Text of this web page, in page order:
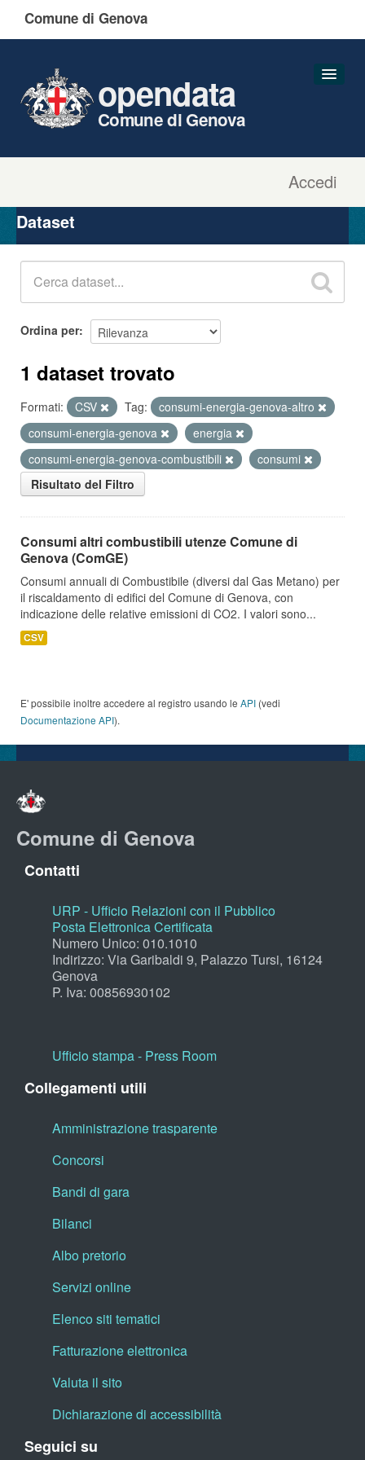
Comune di Genova
Accedi
opendata
Comune di Genova
Organizzazioni
Gruppi
Dataset
Ordina per
1 dataset trovato
Formati: CSV Tag:
consumi-energia-genova-altro
consumi-energia-genova
energia
consumi-energia-genova-combustibili
consumi
Risultato del Filtro
Consumi altri combustibili utenze Comune di
Genova (ComGE)
Consumi annuali di Combustibile (diversi dal Gas Metano) per
il riscaldamento di edifici del Comune di Genova, con
indicazione delle relative emissioni di CO2. I valori sono...
CSV
E' possibile inoltre accedere al registro usando le API (vedi
Documentazione API).
Comune di Genova
Contatti
URP - Ufficio Relazioni con il Pubblico
Posta Elettronica Certificata
Numero Unico: 010.1010
Indirizzo: Via Garibaldi 9, Palazzo Tursi, 16124
Genova
P. Iva: 00856930102
Ufficio stampa - Press Room
Collegamenti utili
Amministrazione trasparente
Concorsi
Bandi di gara
Bilanci
Albo pretorio
Servizi online
Elenco siti tematici
Fatturazione elettronica
Valuta il sito
Dichiarazione di accessibilità
Seguici su